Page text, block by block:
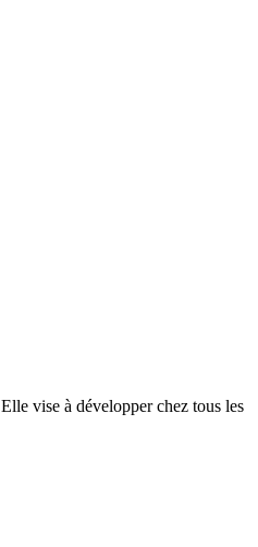
vise à développer chez tous les